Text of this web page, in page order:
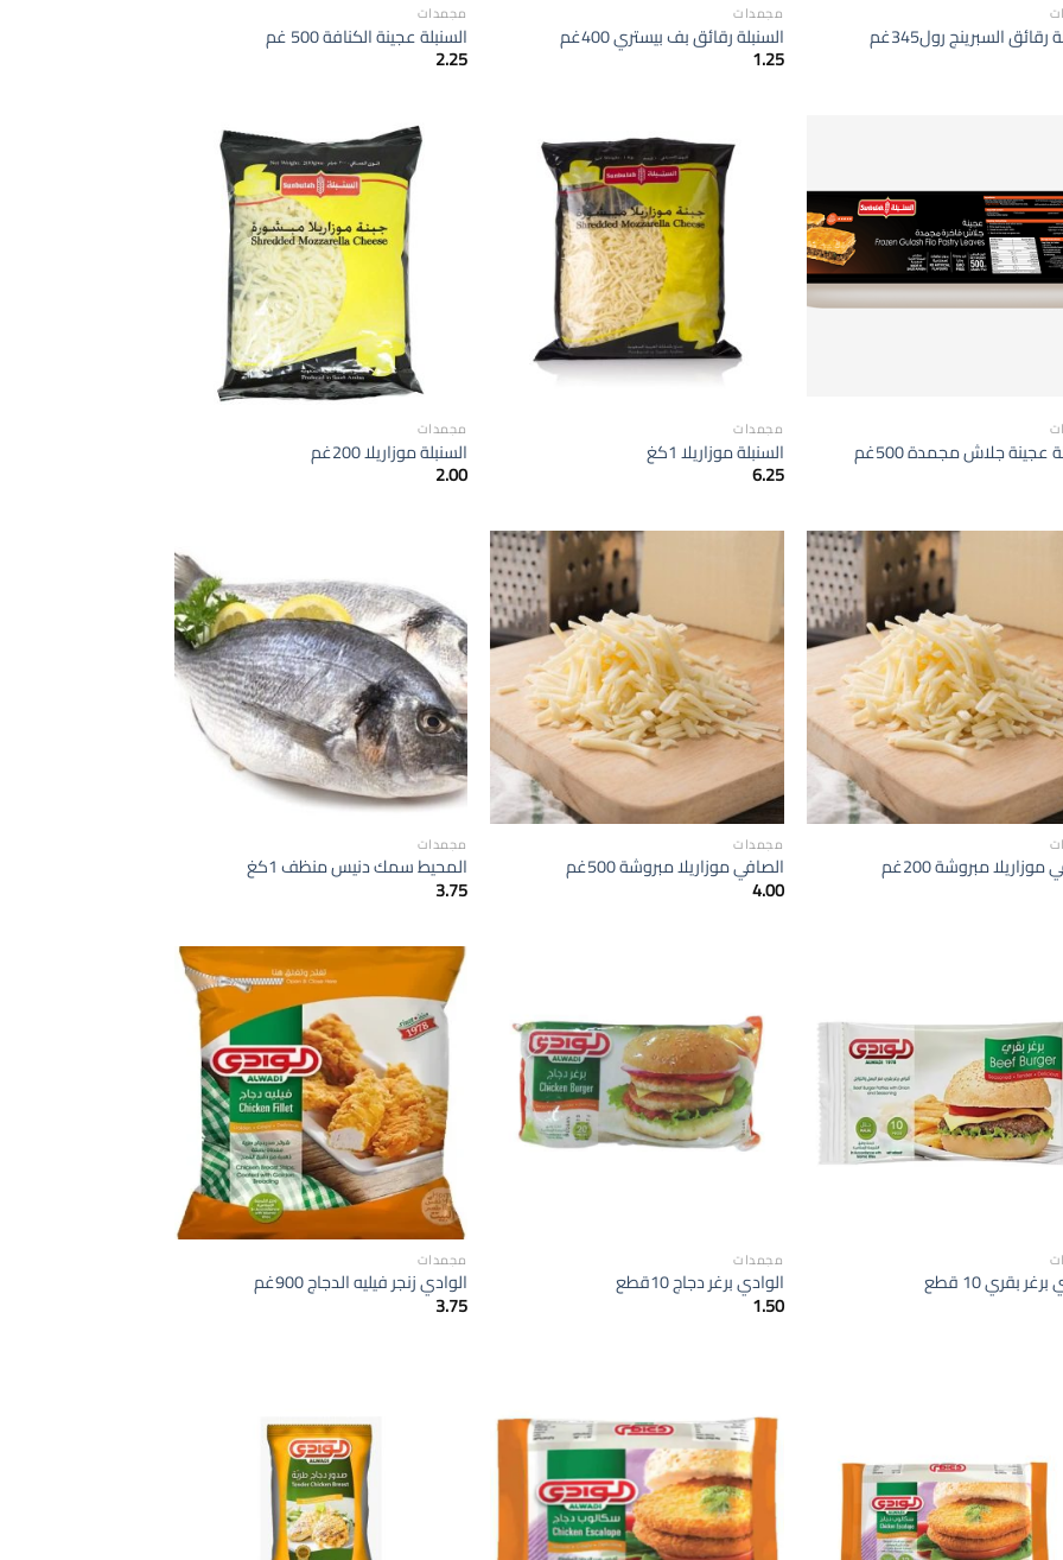
رقائق السبرينج رول345غم
مجمدات
السنبلة رقائق بف بيستري 400غم
1.25
مجمدات
السنبلة عجينة الكنافة 500 غم
2.25
الى
المفضلة
عجينة جلاش مجمدة 500غم
مجمدات
السنبلة موزاريلا 1كغ
6.25
مجمدات
السنبلة موزاريلا 200غم
2.00
إضافة
الى
المفضلة
مبروشة 200غم
إضافة
الى
المفضلة
مجمدات
الصافي موزاريلا مبروشة 500غم
4.00
إضافة
الى
المفضلة
مجمدات
المحيط سمك دنيس منظف 1كغ
3.75
الى
المفضلة
بقري 10 قطع
الى
المفضلة
مجمدات
الوادي برغر دجاج 10قطع
1.50
إضافة
الى
المفضلة
مجمدات
الوادي زنجر فيليه الدجاج 900غم
3.75
المفضلة
إضافة
الى